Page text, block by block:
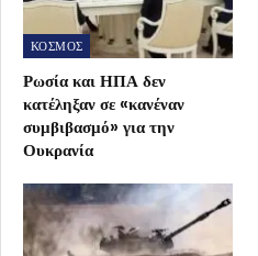
ΚΟΣΜΟΣ
Ρωσία και ΗΠΑ δεν
κατέληξαν σε «κανέναν
συμβιβασμό» για την
Ουκρανία